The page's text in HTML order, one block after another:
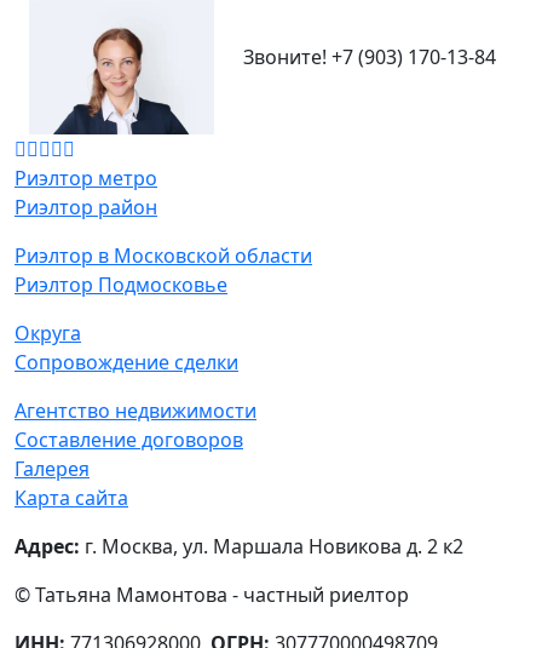
Звоните! +7 (903) 170-13-84
Риэлтор метро
Риэлтор район
Риэлтор в Московской области
Риэлтор Подмосковье
Округа
Сопровождение сделки
Агентство недвижимости
Составление договоров
Галерея
Карта сайта
Адрес: г. Москва, ул. Маршала Новикова д. 2 к2
© Татьяна Мамонтова - частный риелтор